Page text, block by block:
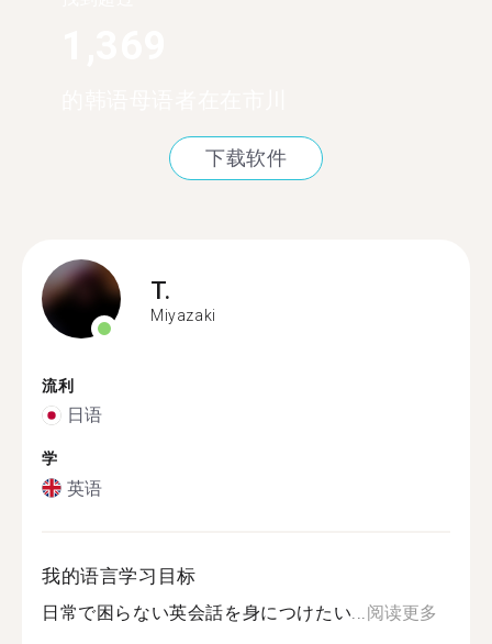
下载软件
T.
Miyazaki
流利
日语
学
英语
我的语言学习目标
日常で困らない英会話を身につけたい... 阅读更多